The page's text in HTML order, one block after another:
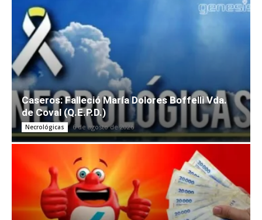
Caseros: Falleció María Dolores Boffelli Vda.
de Coval (Q.E.P.D.)
Necrológicas 6 de agosto de 2026